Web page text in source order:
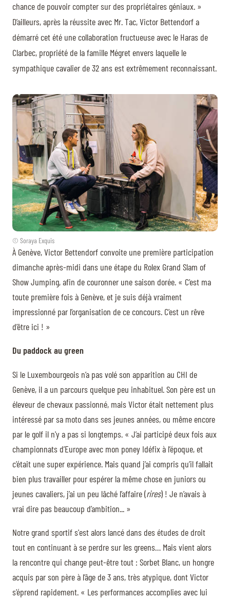
chance de pouvoir compter sur des propriétaires géniaux. »
D’ailleurs, après la réussite avec Mr. Tac, Victor Bettendorf a
démarré cet été une collaboration fructueuse avec le Haras de
Clarbec, propriété de la famille Mégret envers laquelle le
sympathique cavalier de 32 ans est extrêmement reconnaissant.
© Soraya Exquis
À Genève, Victor Bettendorf convoite une première participation
dimanche après-midi dans une étape du Rolex Grand Slam of
Show Jumping, afin de couronner une saison dorée. « C’est ma
toute première fois à Genève, et je suis déjà vraiment
impressionné par l’organisation de ce concours. C’est un rêve
d’être ici ! »
Du paddock au green
Si le Luxembourgeois n’a pas volé son apparition au CHI de
Genève, il a un parcours quelque peu inhabituel. Son père est un
éleveur de chevaux passionné, mais Victor était nettement plus
intéressé par sa moto dans ses jeunes années, ou même encore
par le golf il n'y a pas si longtemps. « J’ai participé deux fois aux
championnats d’Europe avec mon poney Idéfix à l’époque, et
c’était une super expérience. Mais quand j’ai compris qu’il fallait
bien plus travailler pour espérer la même chose en juniors ou
jeunes cavaliers, j’ai un peu lâché l’affaire (rires) ! Je n’avais à
vrai dire pas beaucoup d’ambition... »
Notre grand sportif s'est alors lancé dans des études de droit
tout en continuant à se perdre sur les greens… Mais vient alors
la rencontre qui change peut-être tout : Sorbet Blanc, un hongre
acquis par son père à l’âge de 3 ans, très atypique, dont Victor
s’éprend rapidement. « Les performances accomplies avec lui